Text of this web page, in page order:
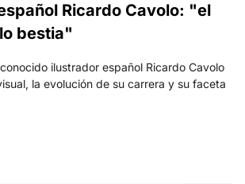
Ricardo Cavolo: "el
bestia"
ilustrador español Ricardo Cavolo
la evolución de su carrera y su faceta